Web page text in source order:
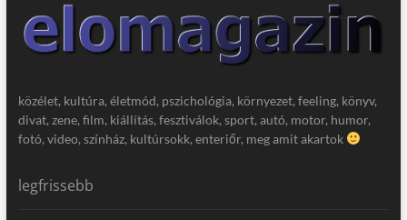
közélet, kultúra, életmód, pszichológia, környezet, feeling, könyv,
divat, zene, film, kiállítás, fesztiválok, sport, autó, motor, humor,
fotó, video, színház, kultúrsokk, enteriőr, meg amit akartok
legfrissebb